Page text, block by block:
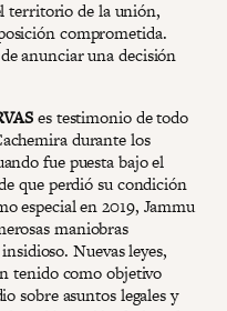
territorio de la unión,
comprometida.
anunciar una decisión
es testimonio de todo
durante los
fue puesta bajo el
que perdió su condición
especial en 2019, Jammu
maniobras
Nuevas leyes,
tenido como objetivo
sobre asuntos legales y